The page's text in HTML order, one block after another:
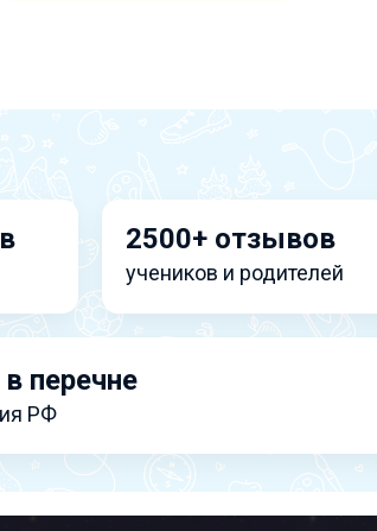
2500+ отзывов
учеников и родителей
перечне
РФ